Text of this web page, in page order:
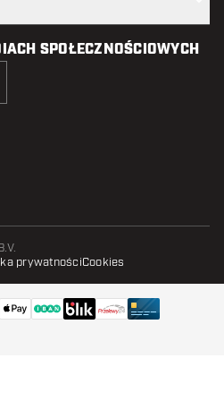
SPOŁECZNOŚCIOWYCH
prywatnościCookies